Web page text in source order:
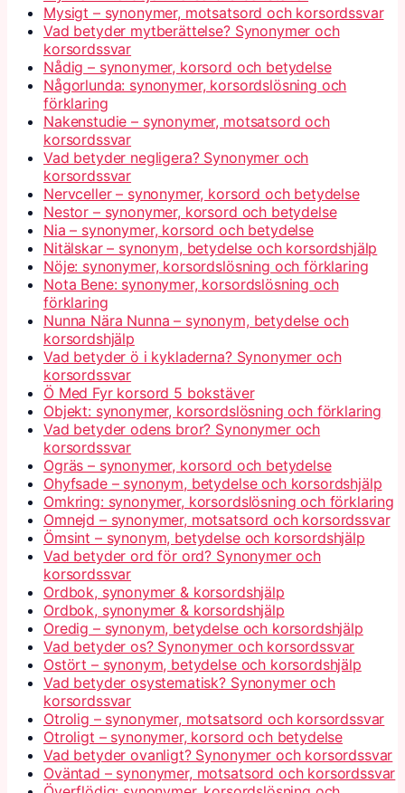
Mysigt – synonymer, motsatsord och korsordssvar
Vad betyder mytberättelse? Synonymer och
korsordssvar
Nådig – synonymer, korsord och betydelse
Någorlunda: synonymer, korsordslösning och
förklaring
Nakenstudie – synonymer, motsatsord och
korsordssvar
Vad betyder negligera? Synonymer och
korsordssvar
Nervceller – synonymer, korsord och betydelse
Nestor – synonymer, korsord och betydelse
Nia – synonymer, korsord och betydelse
Nitälskar – synonym, betydelse och korsordshjälp
Nöje: synonymer, korsordslösning och förklaring
Nota Bene: synonymer, korsordslösning och
förklaring
Nunna Nära Nunna – synonym, betydelse och
korsordshjälp
Vad betyder ö i kykladerna? Synonymer och
korsordssvar
Ö Med Fyr korsord 5 bokstäver
Objekt: synonymer, korsordslösning och förklaring
Vad betyder odens bror? Synonymer och
korsordssvar
Ogräs – synonymer, korsord och betydelse
Ohyfsade – synonym, betydelse och korsordshjälp
Omkring: synonymer, korsordslösning och förklaring
Omnejd – synonymer, motsatsord och korsordssvar
Ömsint – synonym, betydelse och korsordshjälp
Vad betyder ord för ord? Synonymer och
korsordssvar
Ordbok, synonymer & korsordshjälp
Ordbok, synonymer & korsordshjälp
Oredig – synonym, betydelse och korsordshjälp
Vad betyder os? Synonymer och korsordssvar
Ostört – synonym, betydelse och korsordshjälp
Vad betyder osystematisk? Synonymer och
korsordssvar
Otrolig – synonymer, motsatsord och korsordssvar
Otroligt – synonymer, korsord och betydelse
Vad betyder ovanligt? Synonymer och korsordssvar
Oväntad – synonymer, motsatsord och korsordssvar